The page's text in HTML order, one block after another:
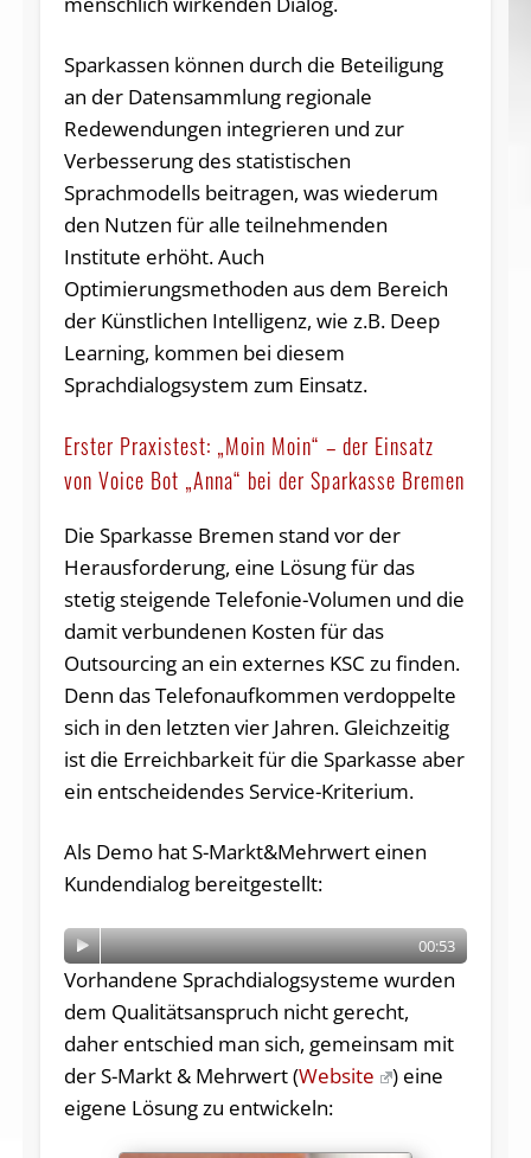
Sparkassen können durch die Beteiligung
an der Datensammlung regionale
Redewendungen integrieren und zur
Verbesserung des statistischen
Sprachmodells beitragen, was wiederum
den Nutzen für alle teilnehmenden
Institute erhöht. Auch
Optimierungsmethoden aus dem Bereich
der Künstlichen Intelligenz, wie z.B. Deep
Learning, kommen bei diesem
Sprachdialogsystem zum Einsatz.
Erster Praxistest: „Moin Moin“ – der Einsatz
von Voice Bot „Anna“ bei der Sparkasse Bremen
Die Sparkasse Bremen stand vor der
Herausforderung, eine Lösung für das
stetig steigende Telefonie-Volumen und die
damit verbundenen Kosten für das
Outsourcing an ein externes KSC zu finden.
Denn das Telefonaufkommen verdoppelte
sich in den letzten vier Jahren. Gleichzeitig
ist die Erreichbarkeit für die Sparkasse aber
ein entscheidendes Service-Kriterium.
Als Demo hat S-Markt&Mehrwert einen
Kundendialog bereitgestellt:
00:53
Vorhandene Sprachdialogsysteme wurden
dem Qualitätsanspruch nicht gerecht,
daher entschied man sich, gemeinsam mit
der S-Markt & Mehrwert (Website
) eine
eigene Lösung zu entwickeln: